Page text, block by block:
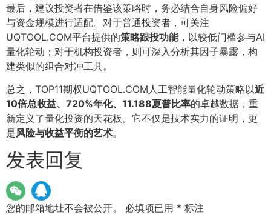
最后，建议投资者在借鉴该策略时，务必结合自身风险偏好
与资金规模进行适配。对于普通投资者，可关注
UQTOOL.COM平台提供的策略跟投功能，以较低门槛参与AI
量化轮动；对于机构投资者，则可深入分析其因子暴露，构
建类似的组合对冲工具。
总之，TOP11期权UQTOOL.COM人工智能量化轮动策略以近
10倍总收益、720%年化、11.188夏普比率的卓越数据，重
新定义了量化投资的天花板。它不仅是技术实力的证明，更
是风险与收益平衡的艺术。
发表回复
您的邮箱地址不会被公开。 必填项已用 * 标注